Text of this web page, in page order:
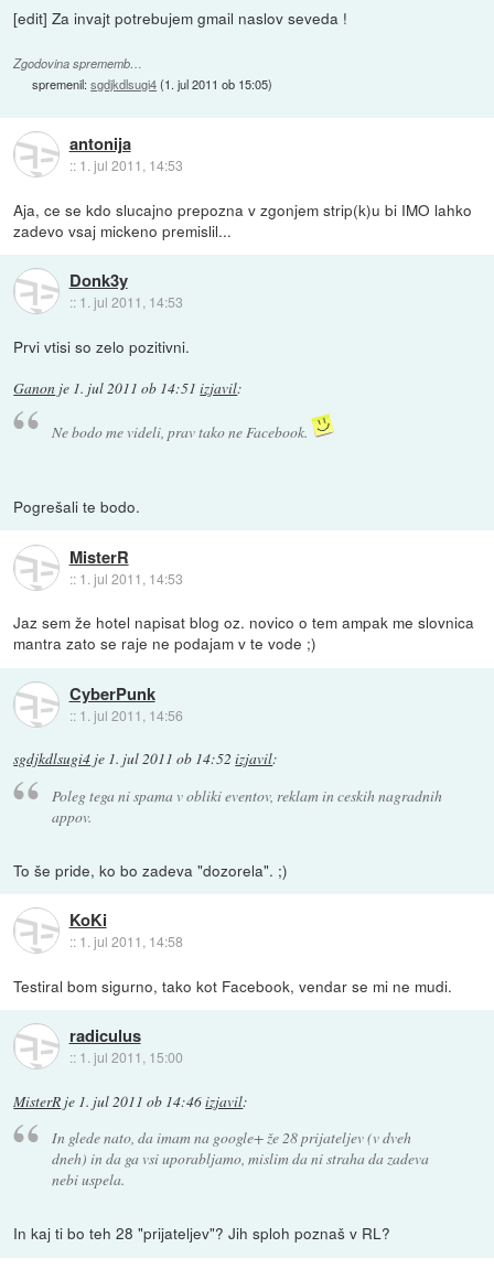
[edit] Za invajt potrebujem gmail naslov seveda !
Zgodovina sprememb…
spremenil:sgdjkdlsugi4(1. jul 2011 ob 15:05)
antonija
:: 1. jul 2011, 14:53
Aja, ce se kdo slucajno prepozna v zgonjem strip(k)u bi IMO lahko
zadevo vsaj mickeno premislil...
Donk3y
:: 1. jul 2011, 14:53
Prvi vtisi so zelo pozitivni.
Ganon je 1. jul 2011 ob 14:51 izjavil:
Ne bodo me videli, prav tako ne Facebook.
Pogrešali te bodo.
MisterR
:: 1. jul 2011, 14:53
Jaz sem že hotel napisat blog oz. novico o tem ampak me slovnica
mantra zato se raje ne podajam v te vode ;)
CyberPunk
:: 1. jul 2011, 14:56
sgdjkdlsugi4 je 1. jul 2011 ob 14:52 izjavil:
Poleg tega ni spama v obliki eventov, reklam in ceskih nagradnih
appov.
To še pride, ko bo zadeva "dozorela". ;)
KoKi
:: 1. jul 2011, 14:58
Testiral bom sigurno, tako kot Facebook, vendar se mi ne mudi.
radiculus
:: 1. jul 2011, 15:00
MisterR je 1. jul 2011 ob 14:46izjavil:
In glede nato, da imam na google+ že 28 prijateljev (v dveh
dneh) in da ga vsi uporabljamo, mislim da ni straha da zadeva
nebi uspela.
In kaj ti bo teh 28 "prijateljev"? Jih sploh poznaš v RL?